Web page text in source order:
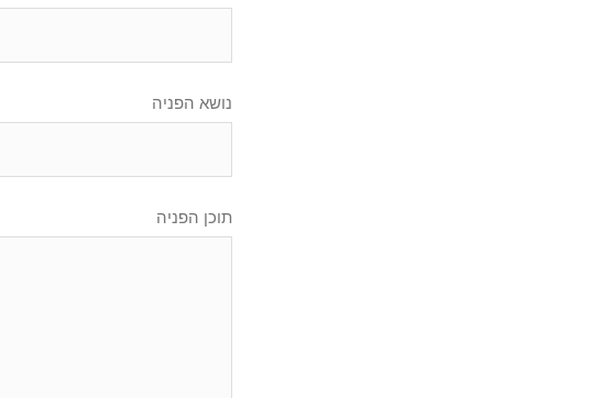
נושא הפניה
תוכן הפניה